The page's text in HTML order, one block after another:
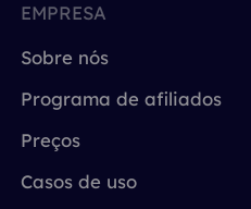
EMPRESA
Sobre nós
Programa de afiliados
Preços
Casos de uso